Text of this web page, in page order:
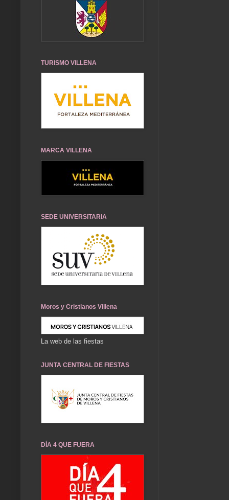
TURISMO VILLENA
MARCA VILLENA
SEDE UNIVERSITARIA
Moros y Cristianos Villena
La web de las fiestas
JUNTA CENTRAL DE FIESTAS
DÍA 4 QUE FUERA